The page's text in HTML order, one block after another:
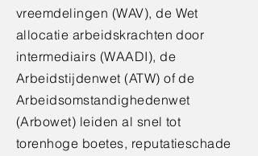
vreemdelingen (WAV), de Wet
allocatie arbeidskrachten door
intermediairs (WAADI), de
Arbeidstijdenwet (ATW) of de
Arbeidsomstandighedenwet
(Arbowet) leiden al snel tot
torenhoge boetes, reputatieschade